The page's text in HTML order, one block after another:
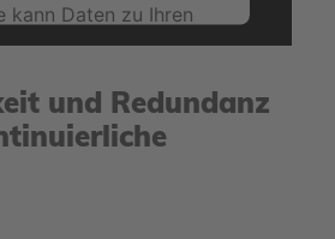
kann Daten zu Ihren
sammeln. Bitte lesen
des Service zu,
Video anzusehen.
und Redundanz